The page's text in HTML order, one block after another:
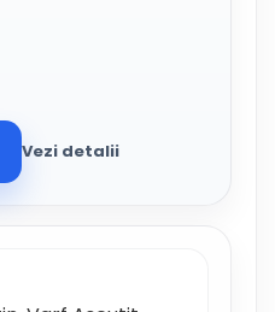
Vezi detalii